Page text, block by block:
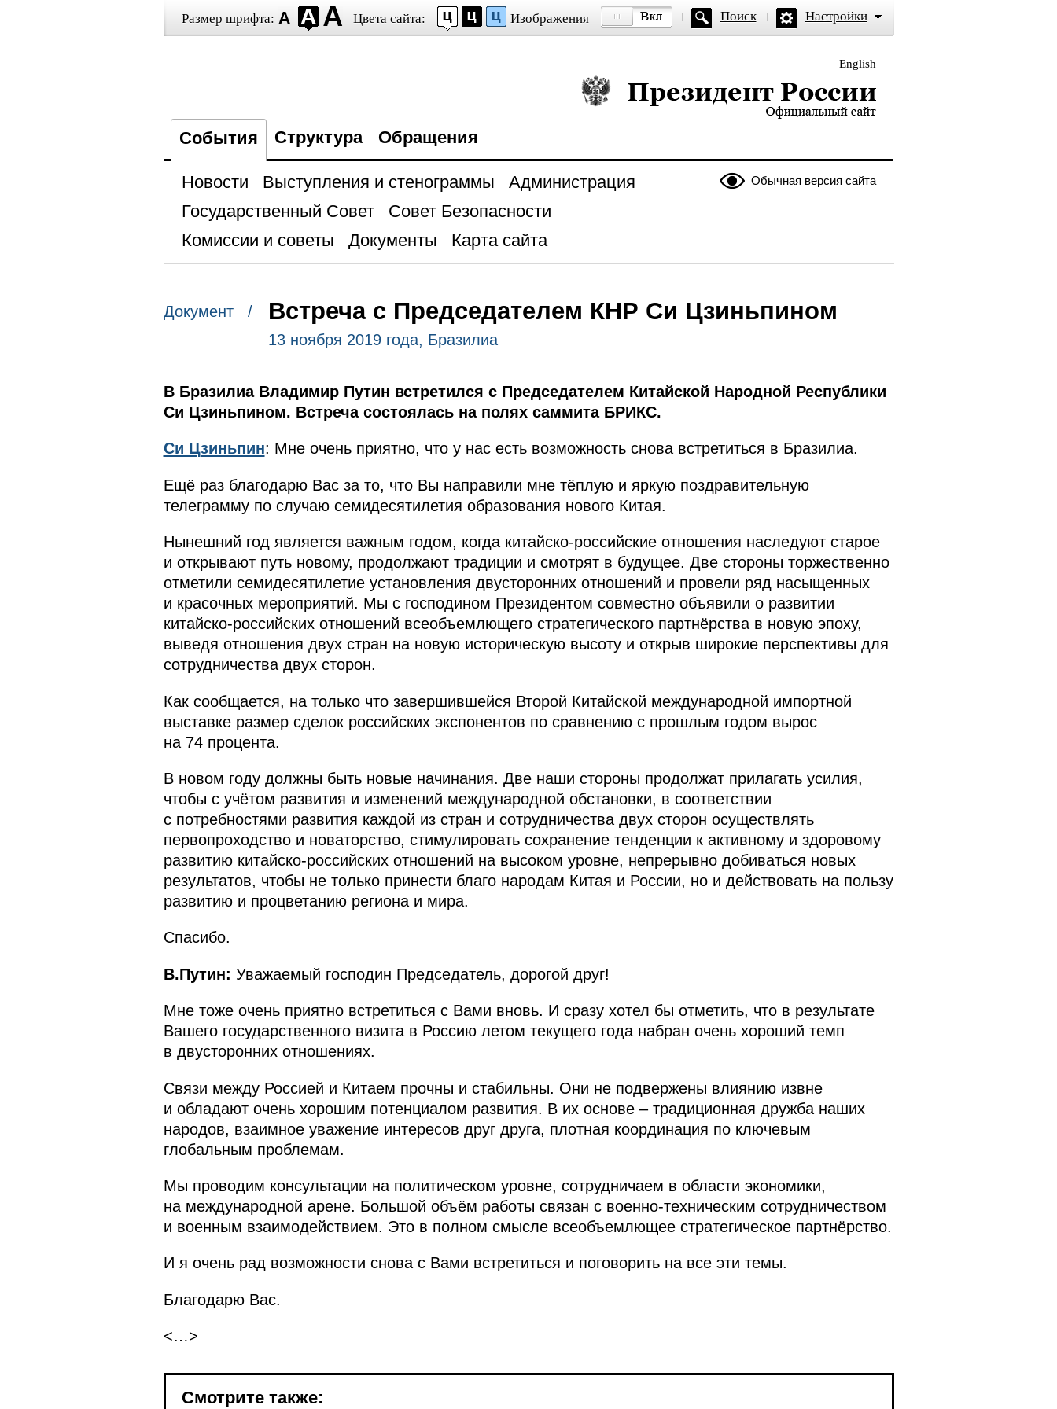
Размер шрифта: Цвета сайта: Изображения Поиск Настройки
English
Президент России — официальный сайт
События Структура Обращения
Обычная версия сайта
Новости Выступления и стенограммы
Администрация
Государственный Совет
Совет Безопасности
Комиссии и советы
Документы Карта сайта
Документ / Встреча с Председателем КНР Си Цзиньпином
13 ноября 2019 года, Бразилиа
В Бразилиа Владимир Путин встретился с Председателем Китайской Народной Республики
Си Цзиньпином. Встреча состоялась на полях саммита БРИКС.
Си Цзиньпин: Мне очень приятно, что у нас есть возможность снова встретиться в Бразилиа.
Ещё раз благодарю Вас за то, что Вы направили мне тёплую и яркую поздравительную
телеграмму по случаю семидесятилетия образования нового Китая.
Нынешний год является важным годом, когда китайско‑российские отношения наследуют старое
и открывают путь новому, продолжают традиции и смотрят в будущее. Две стороны торжественно
отметили семидесятилетие установления двусторонних отношений и провели ряд насыщенных
и красочных мероприятий. Мы с господином Президентом совместно объявили о развитии
китайско‑российских отношений всеобъемлющего стратегического партнёрства в новую эпоху,
выведя отношения двух стран на новую историческую высоту и открыв широкие перспективы для
сотрудничества двух сторон.
Как сообщается, на только что завершившейся Второй Китайской международной импортной
выставке размер сделок российских экспонентов по сравнению с прошлым годом вырос
на 74 процента.
В новом году должны быть новые начинания. Две наши стороны продолжат прилагать усилия,
чтобы с учётом развития и изменений международной обстановки, в соответствии
с потребностями развития каждой из стран и сотрудничества двух сторон осуществлять
первопроходство и новаторство, стимулировать сохранение тенденции к активному и здоровому
развитию китайско‑российских отношений на высоком уровне, непрерывно добиваться новых
результатов, чтобы не только принести благо народам Китая и России, но и действовать на пользу
развитию и процветанию региона и мира.
Спасибо.
В.Путин: Уважаемый господин Председатель, дорогой друг!
Мне тоже очень приятно встретиться с Вами вновь. И сразу хотел бы отметить, что в результате
Вашего государственного визита в Россию летом текущего года набран очень хороший темп
в двусторонних отношениях.
Связи между Россией и Китаем прочны и стабильны. Они не подвержены влиянию извне
и обладают очень хорошим потенциалом развития. В их основе – традиционная дружба наших
народов, взаимное уважение интересов друг друга, плотная координация по ключевым
глобальным проблемам.
Мы проводим консультации на политическом уровне, сотрудничаем в области экономики,
на международной арене. Большой объём работы связан с военно-техническим сотрудничеством
и военным взаимодействием. Это в полном смысле всеобъемлющее стратегическое партнёрство.
И я очень рад возможности снова с Вами встретиться и поговорить на все эти темы.
Благодарю Вас.
<…>
Смотрите также: